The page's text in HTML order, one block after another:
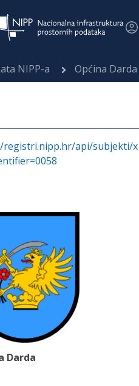
NIPP-a Općina Darda
registri.nipp.hr/api/subjekti/x
Darda